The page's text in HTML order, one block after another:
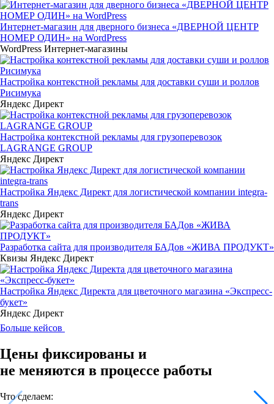
Интернет-магазин для дверного бизнеса «ДВЕРНОЙ ЦЕНТР
НОМЕР ОДИН» на WordPress
WordPress Интернет-магазины
Настройка контекстной рекламы для доставки суши и роллов
Рисимука
Яндекс Директ
Настройка контекстной рекламы для грузоперевозок
LAGRANGE GROUP
Яндекс Директ
Настройка Яндекс Директ для логистической компании integra-
trans
Яндекс Директ
Разработка сайта для производителя БАДов «ЖИВА ПРОДУКТ»
Квизы Яндекс Директ
Настройка Яндекс Директа для цветочного магазина «Экспресс-
букет»
Яндекс Директ
Больше кейсов
Цены фиксированы и
не меняются в процессе работы
Что сделаем: